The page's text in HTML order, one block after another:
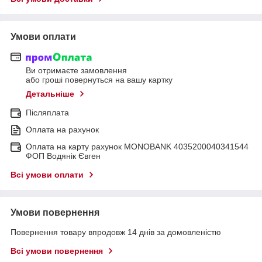
Умови оплати
Ви отримаєте замовлення
або гроші повернуться на вашу картку
Детальніше
Післяплата
Оплата на рахунок
Оплата на карту рахунок MONOBANK 4035200040341544
ФОП Водянік Євген
Всі умови оплати
Умови повернення
Повернення товару впродовж 14 днів за домовленістю
Всі умови повернення